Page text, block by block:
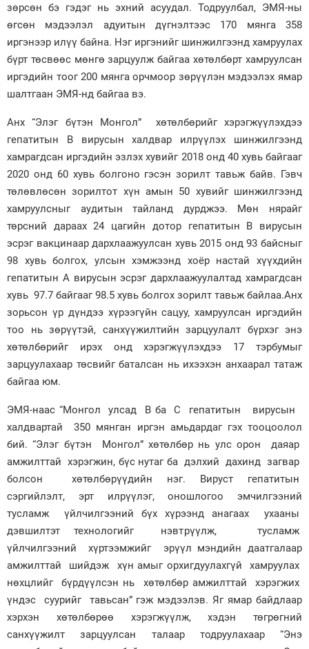
зөрсөн бэ гэдэг нь эхний асуудал. Тодруулбал, ЭМЯ-ны
өгсөн мэдээлэл адуитын дүгнэлтээс 170 мянга 358
иргэнээр илүү байна. Нэг иргэнийг шинжилгээнд хамруулах
бүрт төсвөөс мөнгө зарцуулж байгаа хөтөлбөрт хамруулсан
иргэдийн тоог 200 мянга орчмоор зөрүүлэн мэдээлэх ямар
шалтгаан ЭМЯ-нд байгаа вэ.
Анх “Элэг бүтэн Монгол” хөтөлбөрийг хэрэгжүүлэхдээ
гепатитын В вирусын халдвар илрүүлэх шинжилгээнд
хамрагдсан иргэдийн эзлэх хувийг 2018 онд 40 хувь байгааг
2020 онд 60 хувь болгоно гэсэн зорилт тавьж байв. Гэвч
төлөвлөсөн зорилтот хүн амын 50 хувийг шинжилгээнд
хамруулсныг аудитын тайланд дурджээ. Мөн нярайг
төрсний дараах 24 цагийн дотор гепатитын В вирусын
эсрэг вакцинаар дархлаажуулсан хувь 2015 онд 93 байсныг
98 хувь болгох, улсын хэмжээнд хоёр настай хүүхдийн
гепатитын А вирусын эсрэг дархлаажуулалтад хамрагдсан
хувь 97.7 байгааг 98.5 хувь болгох зорилт тавьж байлаа.Анх
зорьсон үр дүндээ хүрээгүйн сацуу, хамруулсан иргэдийн
тоо нь зөрүүтэй, санхүүжилтийн зарцуулалт бүрхэг энэ
хөтөлбөрийг ирэх онд хэрэгжүүлэхдээ 17 тэрбумыг
зарцуулахаар төсвийг баталсан нь ихээхэн анхаарал татаж
байгаа юм.
ЭМЯ-наас “Монгол улсад В ба С гепатитын вирусын
халдвартай 350 мянган иргэн амьдардаг гэх тооцоолол
бий. “Элэг бүтэн Монгол” хөтөлбөр нь улс орон даяар
амжилттай хэрэгжин, бүс нутаг ба дэлхий дахинд загвар
болсон хөтөлбөрүүдийн нэг. Вируст гепатитын
сэргийлэлт, эрт илрүүлэг, оношлогоо эмчилгээний
тусламж үйлчилгээний бүх хүрээнд анагаах ухааны
дэвшилтэт технологийг нэвтрүүлж, тусламж
үйлчилгээний хүртээмжийг эрүүл мэндийн даатгалаар
амжилттай шийдэж хүн амыг орхигдуулахгүй хамруулах
нөхцлийг бүрдүүлсэн нь хөтөлбөр амжилттай хэрэгжих
үндэс суурийг тавьсан” гэж мэдээлэв. Яг ямар байдлаар
хэрхэн хөтөлбөрөө хэрэгжүүлж, хэдэн төгрөгний
санхүүжилт зарцуулсан талаар тодруулахаар “Энэ